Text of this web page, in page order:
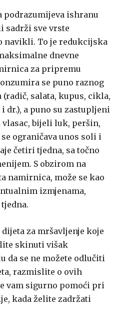
podrazumijeva ishranu
sadrži sve vrste
navikli. To je redukcijska
dnevne
za pripremu
se puno raznog
(radič, salata, kupus, cikla,
dr.), a puno su zastupljeni
bijeli luk, peršin,
ograničava unos soli i
četiri tjedna, sa točno
S obzirom na
namirnica, može se kao
izmjenama,
za mršavljenje koje
skinuti višak
da se ne možete odlučiti
razmislite o ovih
vam sigurno pomoći pri
kada želite zadržati